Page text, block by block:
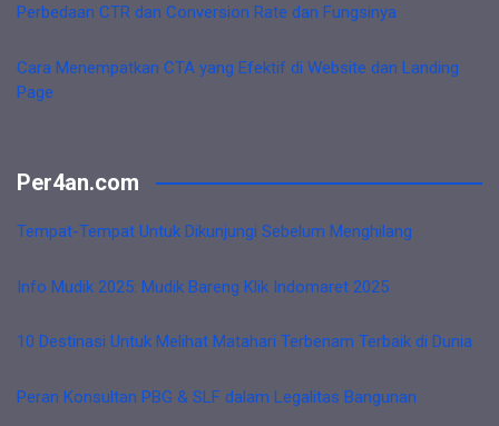
Perbedaan CTR dan Conversion Rate dan Fungsinya
Cara Menempatkan CTA yang Efektif di Website dan Landing
Page
Per4an.com
Tempat-Tempat Untuk Dikunjungi Sebelum Menghilang
Info Mudik 2025: Mudik Bareng Klik Indomaret 2025
10 Destinasi Untuk Melihat Matahari Terbenam Terbaik di Dunia
Peran Konsultan PBG & SLF dalam Legalitas Bangunan